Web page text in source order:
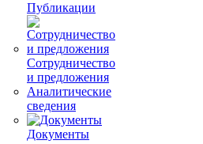
Публикации
Сотрудничество
и предложения
Аналитические
сведения
Документы